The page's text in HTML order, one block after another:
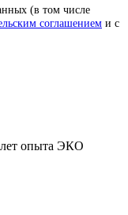
(в том числе
соглашением и с
лет опыта ЭКО